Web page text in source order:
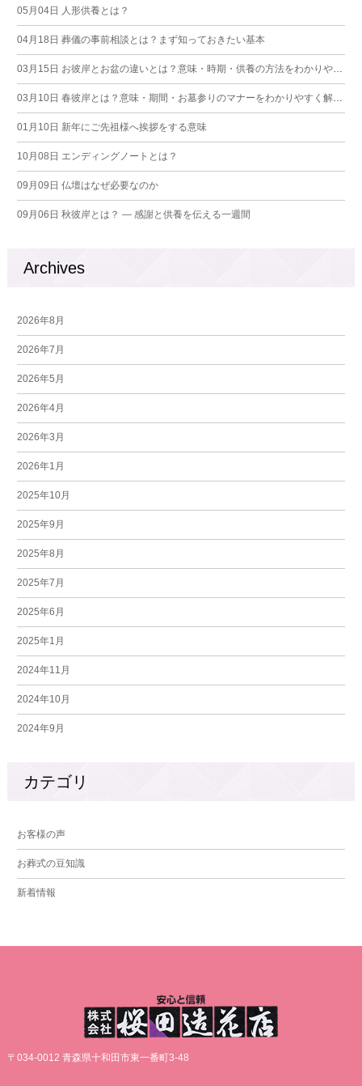
05月04日 人形供養とは？
04月18日 葬儀の事前相談とは？まず知っておきたい基本
03月15日 お彼岸とお盆の違いとは？意味・時期・供養の方法をわかりやすく解説
03月10日 春彼岸とは？意味・期間・お墓参りのマナーをわかりやすく解説【2026年版】
01月10日 新年にご先祖様へ挨拶をする意味
10月08日 エンディングノートとは？
09月09日 仏壇はなぜ必要なのか
09月06日 秋彼岸とは？ ― 感謝と供養を伝える一週間
Archives
2026年8月
2026年7月
2026年5月
2026年4月
2026年3月
2026年1月
2025年10月
2025年9月
2025年8月
2025年7月
2025年6月
2025年1月
2024年11月
2024年10月
2024年9月
カテゴリ
お客様の声
お葬式の豆知識
新着情報
〒034-0012 青森県十和田市東一番町3-48